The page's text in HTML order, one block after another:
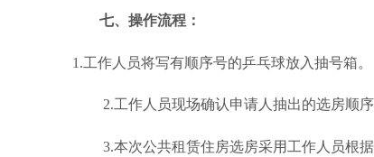
七、操作流程：
1.工作人员将写有顺序号的乒乓球放入抽号箱。
2.工作人员现场确认申请人抽出的选房
3.本次公共租赁住房选房采用工作人员根